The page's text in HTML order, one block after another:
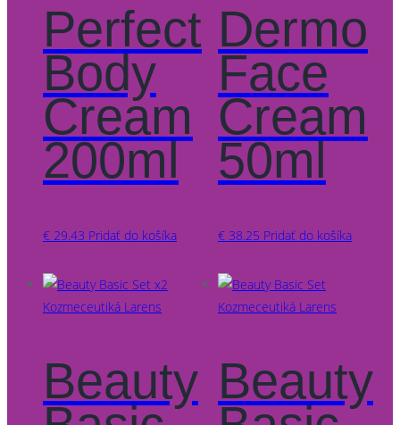
Perfect
Body
Cream
200ml
€ 29.43 Pridať do košíka
Dermo
Face
Cream
50ml
€38.25 Pridať do košíka
Kozmeceutiká Larens
Beauty
Kozmeceutiká Larens
Beauty